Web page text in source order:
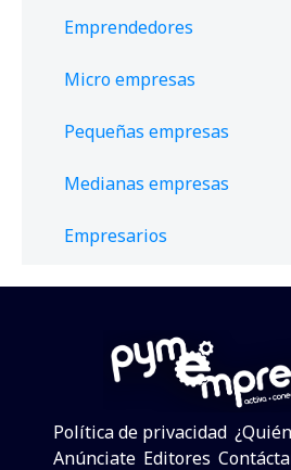
Emprendedores
Micro empresas
Pequeñas empresas
Medianas empresas
Empresarios
Política de privacidad
Anúnciate Editores